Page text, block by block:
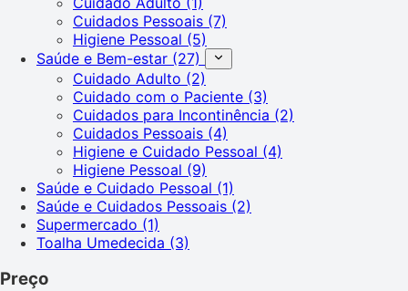
Cuidados Pessoais (7)
Higiene Pessoal (5)
Saúde e Bem-estar (27)
Cuidado Adulto (2)
Cuidado com o Paciente (3)
Cuidados para Incontinência (2)
Cuidados Pessoais (4)
Higiene e Cuidado Pessoal (4)
Higiene Pessoal (9)
Saúde e Cuidado Pessoal (1)
Saúde e Cuidados Pessoais (2)
Supermercado (1)
Toalha Umedecida (3)
Preço